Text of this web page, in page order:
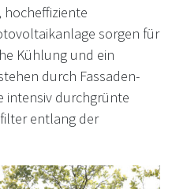
sorgen für
Kühlung und ein
durch Fassaden-
intensiv durchgrünte
entlang der